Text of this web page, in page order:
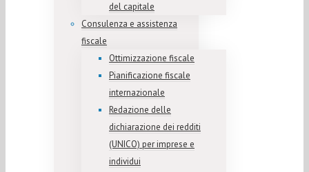
del capitale
Consulenza e assistenza
fiscale
Ottimizzazione fiscale
Pianificazione fiscale
internazionale
Redazione delle
dichiarazione dei redditi
(UNICO) per imprese e
individui